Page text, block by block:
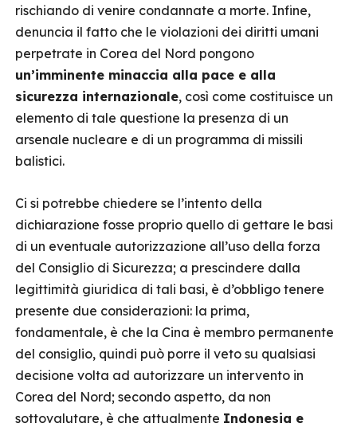
rischiando di venire condannate a morte. Infine,
denuncia il fatto che le violazioni dei diritti umani
perpetrate in Corea del Nord pongono
un’imminente minaccia alla pace e alla
sicurezza internazionale, così come costituisce un
elemento di tale questione la presenza di un
arsenale nucleare e di un programma di missili
balistici.
Ci si potrebbe chiedere se l’intento della
dichiarazione fosse proprio quello di gettare le basi
di un eventuale autorizzazione all’uso della forza
del Consiglio di Sicurezza; a prescindere dalla
legittimità giuridica di tali basi, è d’obbligo tenere
presente due considerazioni: la prima,
fondamentale, è che la Cina è membro permanente
del consiglio, quindi può porre il veto su qualsiasi
decisione volta ad autorizzare un intervento in
Corea del Nord; secondo aspetto, da non
sottovalutare, è che attualmente Indonesia e